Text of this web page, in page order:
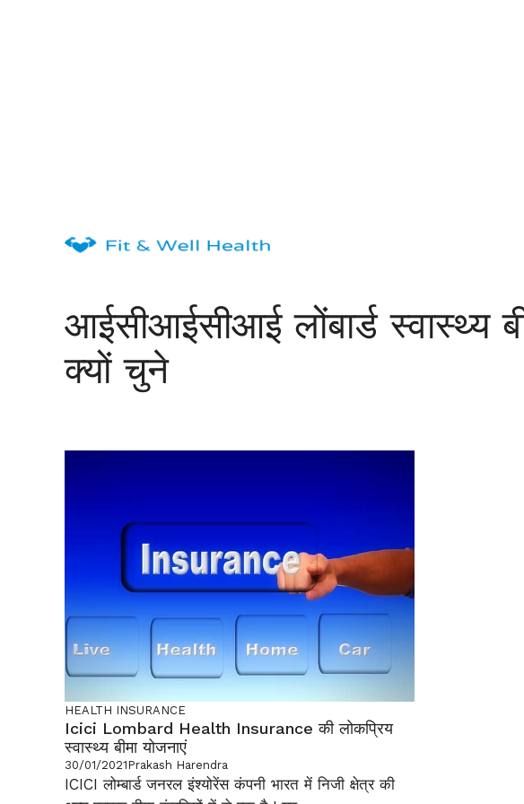
आईसीआईसीआई लोंबार्ड स्वास्थ्य
क्यों चुने
HEALTH INSURANCE
Icici Lombard Health Insurance की लोकप्रिय
स्वास्थ्य बीमा योजनाएं
30/01/2021Prakash Harendra
ICICI लोम्बार्ड जनरल इंश्योरेंस कंपनी भारत में निजी क्षेत्र की